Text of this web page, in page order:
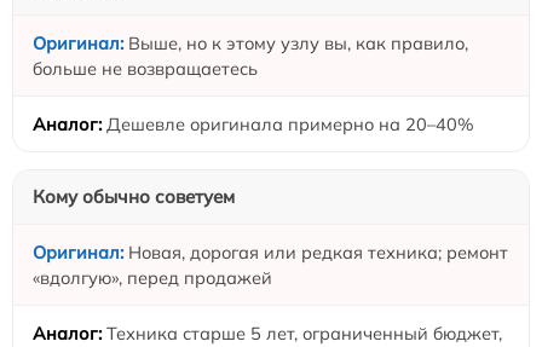
Выше, но к этому узлу вы, как правило,
больше не возвращаетесь
Дешевле оригинала примерно на 20–40%
Кому обычно советуем
Новая, дорогая или редкая техника; ремонт
«вдолгую», перед продажей
Техника старше 5 лет, ограниченный бюджет,